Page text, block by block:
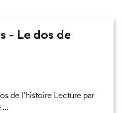
- Le dos de
de l’histoire Lecture par